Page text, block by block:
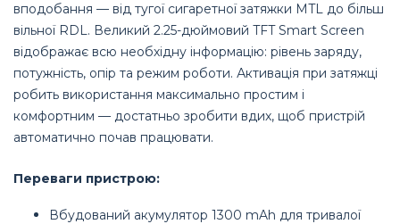
вподобання — від тугої сигаретної затяжки MTL до більш
вільної RDL. Великий 2.25-дюймовий TFT Smart Screen
відображає всю необхідну інформацію: рівень заряду,
потужність, опір та режим роботи. Активація при затяжці
робить використання максимально простим і
комфортним — достатньо зробити вдих, щоб пристрій
автоматично почав працювати.
Переваги пристрою:
Вбудований акумулятор 1300 mAh для тривалої